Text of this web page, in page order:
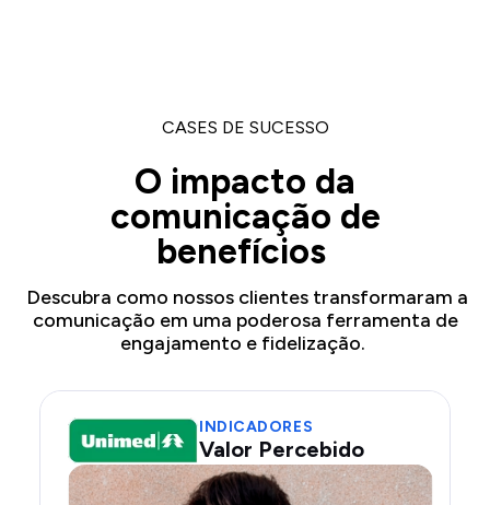
CASES DE SUCESSO
O impacto da
comunicação de
benefícios
Descubra como nossos clientes transformaram a
comunicação em uma poderosa ferramenta de
engajamento e fidelização.
INDICADORES
Argumento de Vendas